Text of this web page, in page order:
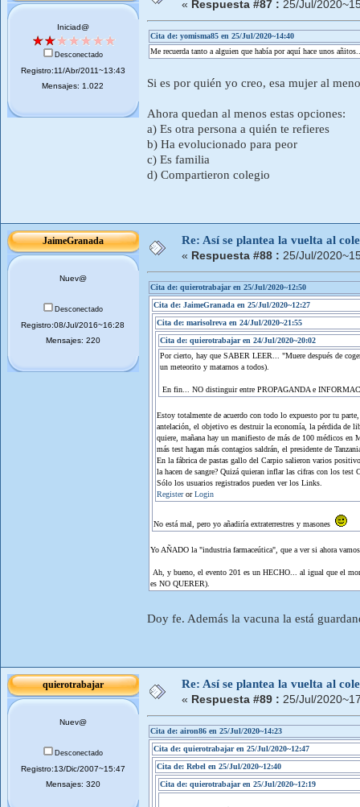
Iniciad@
Desconectado
Registro:11/Abr/2011~13:43
Mensajes: 1.022
« Respuesta #87 : 25/Jul/
Cita de: yomisma85 en 25/Jul/2020~14:40
Me recuerda tanto a alguien que había por aquí hace unos
Si es por quién yo creo, esa mujer al
Ahora quedan al menos estas opciones:
a) Es otra persona a quién te refieres
b) Ha evolucionado para peor
c) Es familia
d) Compartieron colegio
JaimeGranada
Nuev@
Desconectado
Registro:08/Jul/2016~16:28
Mensajes: 220
Re: Así se plantea la vuelta al
« Respuesta #88 : 25/Jul/
Cita de: quierotrabajar en 25/Jul/2020~12:50
Cita de: JaimeGranada en 25/Jul/2020~12:27
Cita de: marisolreva en 24/Jul/2020~21:55
Cita de: quierotrabajar en 24/Jul/2020~20:02
Por cierto, hay que SABER LEER... "Muere después de
un meteorito y matarnos a todos).
En fin... NO distinguir entre PROPAGANDA e
Estoy totalmente de acuerdo con todo lo expuesto por tu
antelación, el objetivo es destruir la economía, la pérdida de
quiere, mañana hay un manifiesto de más de 100 médicos
más test hagan más contagios saldrán, el presidente de
En la fábrica de pastas gallo del Carpio salieron varios
la hacen de sangre? Quizá quieran inflar las cifras con los test
Sólo los usuarios registrados pueden ver los Links.
RegisterorLogin
No está mal, pero yo añadiría extraterrestres y masones
Yo AÑADO la "industria farmaceútica", que a ver si ahora
Ah, y bueno, el evento 201 es un HECHO... al igual que el
es NO QUERER).
Doy fe. Además la vacuna la está
quierotrabajar
Nuev@
Desconectado
Registro:13/Dic/2007~15:47
Mensajes: 320
Re: Así se plantea la vuelta al
« Respuesta #89 : 25/Jul/
Cita de: airon86 en 25/Jul/2020~14:23
Cita de: quierotrabajar en 25/Jul/2020~12:47
Cita de: Rebel en 25/Jul/2020~12:40
Cita de: quierotrabajar en 25/Jul/2020~12:19